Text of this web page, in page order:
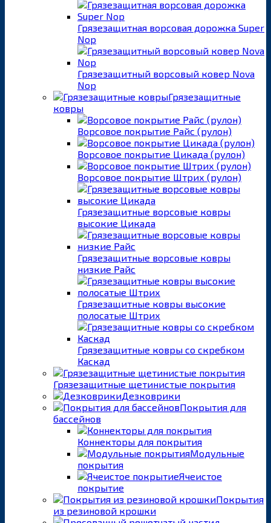
Грязезащитная ворсовая дорожка Super
Nop
Грязезащитный ворсовый ковер Nova
Nop
Грязезащитные
ковры
Ворсовое покрытие Райс (рулон)
Ворсовое покрытие Цикада (рулон)
Ворсовое покрытие Штрих (рулон)
Грязезащитные ворсовые ковры
высокие Цикада
Грязезащитные ворсовые ковры
низкие Райс
Грязезащитные ковры высокие
полосатые Штрих
Грязезащитные ковры со скребком
Каскад
Грязезащитные щетинистые покрытия
Дезковрики
Покрытия для
бассейнов
Коннекторы для покрытия
Модульные
покрытия
Ячеистое
покрытие
Покрытия
из резиновой крошки